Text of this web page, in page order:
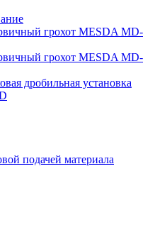
грохот MESDA MD-
грохот MESDA MD-
дробильная установка
подачей материала